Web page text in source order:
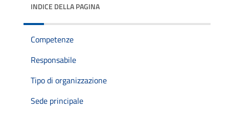
INDICE DELLA PAGINA
Competenze
Responsabile
Tipo di organizzazione
Sede principale